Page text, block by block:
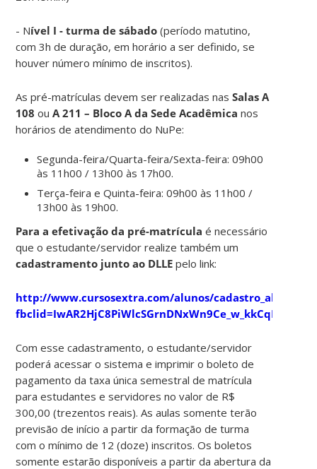
- Nível I - turma de sábado(período matutino,
com 3h de duração, em horário a ser definido, se
houver número mínimo de inscritos).
As pré-matrículas devem ser realizadas nasSalas A
108 ouA 211 – Bloco A da Sede Acadêmica nos
horários de atendimento do NuPe:
Segunda-feira/Quarta-feira/Sexta-feira: 09h00
às 11h00 / 13h00 às 17h00.
Terça-feira e Quinta-feira: 09h00 às 11h00 /
13h00 às 19h00.
Para a efetivação da pré-matrícula é necessário
que o estudante/servidor realize também um
cadastramento junto ao DLLE pelo link:
http://www.cursosextra.com/alunos/cadastro_aluno?
Com esse cadastramento, o estudante/servidor
poderá acessar o sistema e imprimir o boleto de
pagamento da taxa única semestral de matrícula
para estudantes e servidores no valor de R$
300,00 (trezentos reais). As aulas somente terão
previsão de início a partir da formação de turma
com o mínimo de 12 (doze) inscritos. Os boletos
somente estarão disponíveis a partir da abertura da